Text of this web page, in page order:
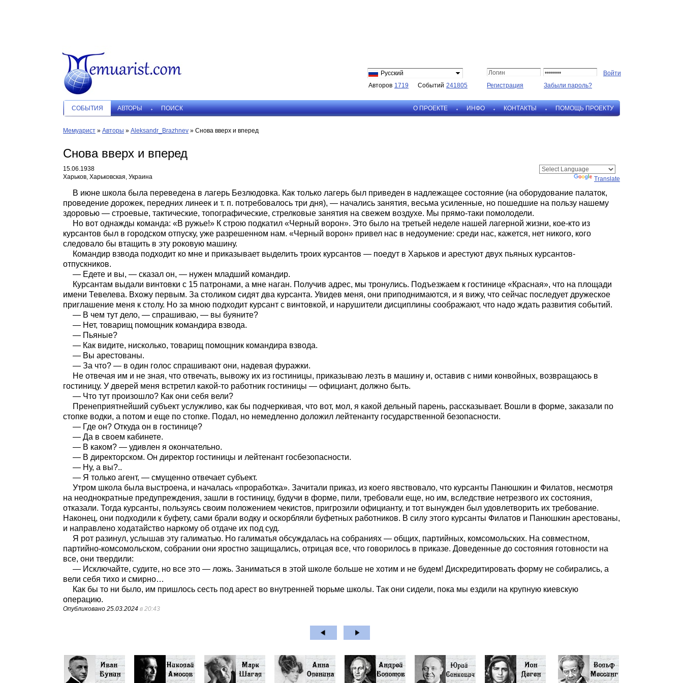
Русский
Авторов 1719 Событий 241805 Регистрация Забыли пароль?
СОБЫТИЯ АВТОРЫ ПОИСК О ПРОЕКТЕ ИНФО КОНТАКТЫ ПОМОЩЬ ПРОЕКТУ
Мемуарист » Авторы » Aleksandr_Brazhnev » Снова вверх и вперед
Снова вверх и вперед
15.06.1938
Харьков, Харьковская, Украина
Translate
В июне школа была переведена в лагерь Безлюдовка. Как только лагерь был приведен в надлежащее состояние (на оборудование палаток,
проведение дорожек, передних линеек и т. п. потребовалось три дня), — начались занятия, весьма усиленные, но пошедшие на пользу нашему
здоровью — строевые, тактические, топографические, стрелковые занятия на свежем воздухе. Мы прямо-таки помолодели.
Но вот однажды команда: «В ружье!» К строю подкатил «Черный ворон». Это было на третьей неделе нашей лагерной жизни, кое-кто из
курсантов был в городском отпуску, уже разрешенном нам. «Черный ворон» привел нас в недоумение: среди нас, кажется, нет никого, кого
следовало бы втащить в эту роковую машину.
Командир взвода подходит ко мне и приказывает выделить троих курсантов — поедут в Харьков и арестуют двух пьяных курсантов-
отпускников.
— Едете и вы, — сказал он, — нужен младший командир.
Курсантам выдали винтовки с 15 патронами, а мне наган. Получив адрес, мы тронулись. Подъезжаем к гостинице «Красная», что на площади
имени Тевелева. Вхожу первым. За столиком сидят два курсанта. Увидев меня, они приподнимаются, и я вижу, что сейчас последует дружеское
приглашение меня к столу. Но за мною подходит курсант с винтовкой, и нарушители дисциплины соображают, что надо ждать развития событий.
— В чем тут дело, — спрашиваю, — вы буяните?
— Нет, товарищ помощник командира взвода.
— Пьяные?
— Как видите, нисколько, товарищ помощник командира взвода.
— Вы арестованы.
— За что? — в один голос спрашивают они, надевая фуражки.
Не отвечая им и не зная, что отвечать, вывожу их из гостиницы, приказываю лезть в машину и, оставив с ними конвойных, возвращаюсь в
гостиницу. У дверей меня встретил какой-то работник гостиницы — официант, должно быть.
— Что тут произошло? Как они себя вели?
Пренеприятнейший субъект услужливо, как бы подчеркивая, что вот, мол, я какой дельный парень, рассказывает. Вошли в форме, заказали по
стопке водки, а потом и еще по стопке. Подал, но немедленно доложил лейтенанту государственной безопасности.
— Где он? Откуда он в гостинице?
— Да в своем кабинете.
— В каком? — удивлен я окончательно.
— В директорском. Он директор гостиницы и лейтенант госбезопасности.
— Ну, а вы?..
— Я только агент, — смущенно отвечает субъект.
Утром школа была выстроена, и началась «проработка». Зачитали приказ, из коего явствовало, что курсанты Панюшкин и Филатов, несмотря
на неоднократные предупреждения, зашли в гостиницу, будучи в форме, пили, требовали еще, но им, вследствие нетрезвого их состояния,
отказали. Тогда курсанты, пользуясь своим положением чекистов, пригрозили официанту, и тот вынужден был удовлетворить их требование.
Наконец, они подходили к буфету, сами брали водку и оскорбляли буфетных работников. В силу этого курсанты Филатов и Панюшкин арестованы,
и направлено ходатайство наркому об отдаче их под суд.
Я рот разинул, услышав эту галиматью. Но галиматья обсуждалась на собраниях — общих, партийных, комсомольских. На совместном,
партийно-комсомольском, собрании они яростно защищались, отрицая все, что говорилось в приказе. Доведенные до состояния готовности на
все, они твердили:
— Исключайте, судите, но все это — ложь. Заниматься в этой школе больше не хотим и не будем! Дискредитировать форму не собирались, а
вели себя тихо и смирно…
Как бы то ни было, им пришлось сесть под арест во внутренней тюрьме школы. Так они сидели, пока мы ездили на крупную киевскую
операцию.
Опубликовано 25.03.2024 в 20:43